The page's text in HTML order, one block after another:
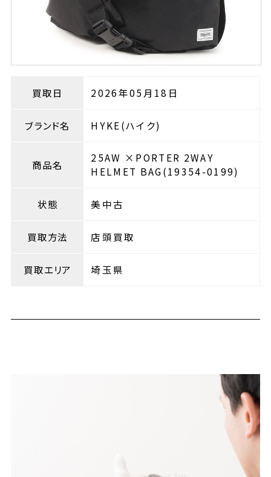
買取日 2026年05月18日
ブランド名 HYKE(ハイク)
商品名
25AW ×PORTER 2WAY
HELMET BAG(19354-0199)
状態 美中古
買取方法 店頭買取
買取エリア 埼玉県